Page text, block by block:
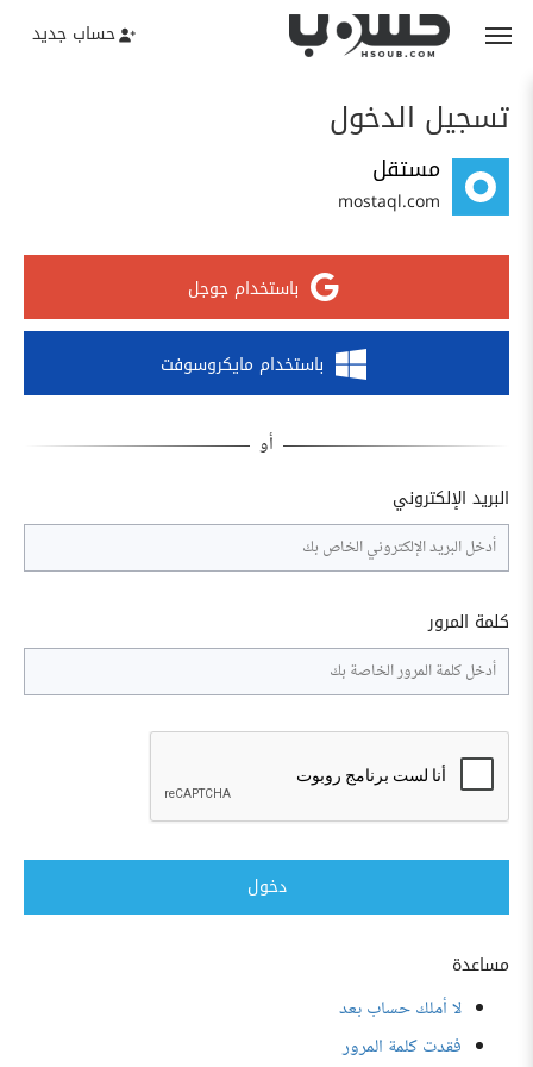
حساب جديد
تسجيل الدخول
مستقل
mostaql.com
باستخدام جوجل
باستخدام مايكروسوفت
البريد الإلكتروني
كلمة المرور
دخول
مساعدة
لا أملك حساب بعد
فقدت كلمة المرور